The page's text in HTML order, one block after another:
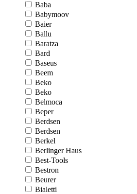
Baba
Babymoov
Baier
Ballu
Baratza
Bard
Baseus
Beem
Beko
Beko
Belmoca
Beper
Berdsen
Berdsen
Berkel
Berlinger Haus
Best-Tools
Bestron
Beurer
Bialetti